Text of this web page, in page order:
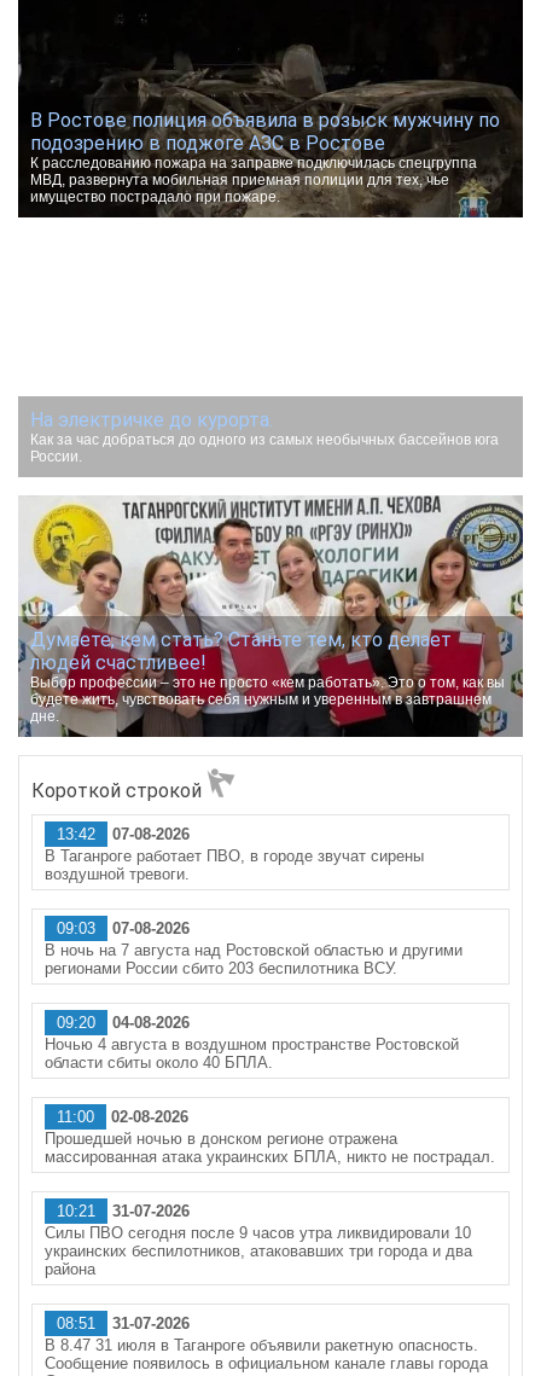
В Ростове полиция объявила в розыск мужчину по
подозрению в поджоге АЗС в Ростове
К расследованию пожара на заправке подключилась спецгруппа
МВД, развернута мобильная приемная полиции для тех, чье
имущество пострадало при пожаре.
На электричке до курорта.
Как за час добраться до одного из самых необычных бассейнов юга
России.
Думаете, кем стать? Станьте тем, кто делает
людей счастливее!
Выбор профессии – это не просто «кем работать». Это о том, как вы
будете жить, чувствовать себя нужным и уверенным в завтрашнем
дне.
Короткой строкой
13:42
07-08-2026
В Таганроге работает ПВО, в городе звучат сирены
воздушной тревоги.
09:03
07-08-2026
В ночь на 7 августа над Ростовской областью и другими
регионами России сбито 203 беспилотника ВСУ.
09:20
04-08-2026
Ночью 4 августа в воздушном пространстве Ростовской
области сбиты около 40 БПЛА.
11:00
02-08-2026
Прошедшей ночью в донском регионе отражена
массированная атака украинских БПЛА, никто не пострадал.
10:21
31-07-2026
Силы ПВО сегодня после 9 часов утра ликвидировали 10
украинских беспилотников, атаковавших три города и два
района
08:51
31-07-2026
В 8.47 31 июля в Таганроге объявили ракетную опасность.
Сообщение появилось в официальном канале главы города